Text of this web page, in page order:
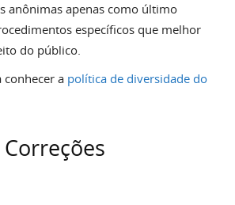
anônimas apenas como último
específicos que melhor
do público.
conhecer a política de diversidade do